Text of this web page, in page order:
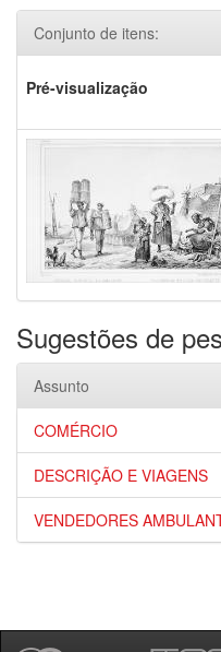
Conjunto de itens:
Pré-visualização
Sugestões de
Assunto
COMÉRCIO
DESCRIÇÃO E VIAGENS
VENDEDORES